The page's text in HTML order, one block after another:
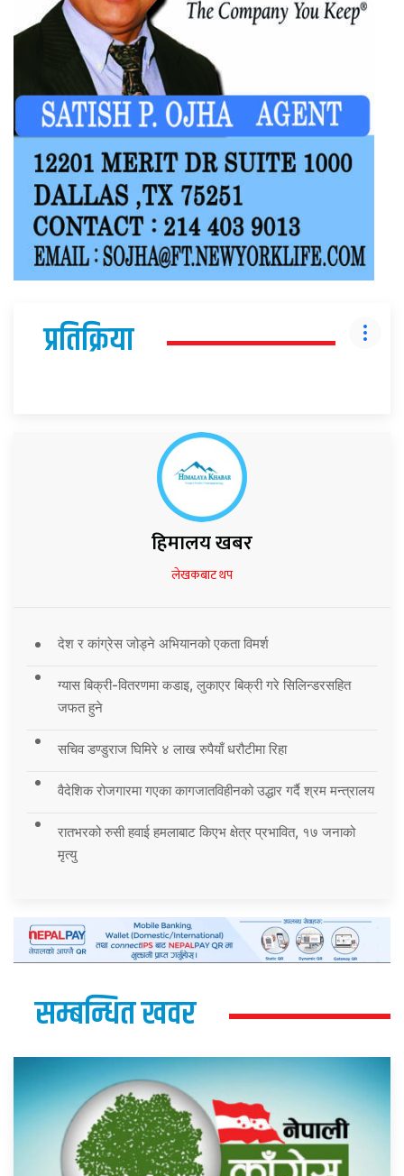
प्रतिक्रिया
हिमालय खबर
लेखकबाट थप
देश र कांग्रेस जोड्ने अभियानको एकता विमर्श
ग्यास बिक्री-वितरणमा कडाइ, लुकाएर बिक्री गरे सिलिन्डरसहित
जफत हुने
सचिव डण्डुराज घिमिरे ४ लाख रुपैयाँ धरौटीमा रिहा
वैदेशिक रोजगारमा गएका कागजातविहीनको उद्धार गर्दै श्रम मन्त्रालय
रातभरको रुसी हवाई हमलाबाट किएभ क्षेत्र प्रभावित, १७ जनाको
मृत्यु
सम्बन्धित खवर